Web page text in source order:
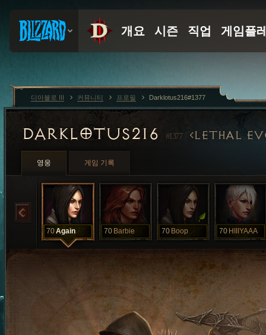
DARKLOTUS216 #1377 LETHAL
영웅 게임 기록
70Again 70 Barbie 70 Boop 70 HIIIYAAA
디아블로 III 커뮤니티 프로필 Darklotus216#1377